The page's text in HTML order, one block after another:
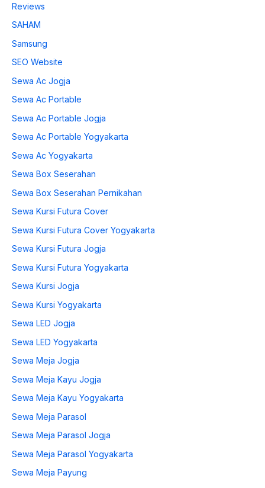
Reviews
SAHAM
Samsung
SEO Website
Sewa Ac Jogja
Sewa Ac Portable
Sewa Ac Portable Jogja
Sewa Ac Portable Yogyakarta
Sewa Ac Yogyakarta
Sewa Box Seserahan
Sewa Box Seserahan Pernikahan
Sewa Kursi Futura Cover
Sewa Kursi Futura Cover Yogyakarta
Sewa Kursi Futura Jogja
Sewa Kursi Futura Yogyakarta
Sewa Kursi Jogja
Sewa Kursi Yogyakarta
Sewa LED Jogja
Sewa LED Yogyakarta
Sewa Meja Jogja
Sewa Meja Kayu Jogja
Sewa Meja Kayu Yogyakarta
Sewa Meja Parasol
Sewa Meja Parasol Jogja
Sewa Meja Parasol Yogyakarta
Sewa Meja Payung